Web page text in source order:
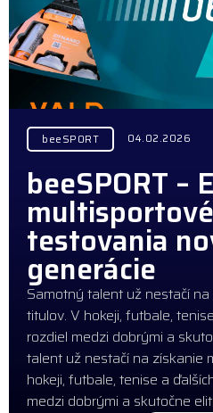
beeSPORT 04.02.2026
beeSPORT –
testovania
generácie
Samotný talent už nestačí
titulov. V hokeji, futbale,
rozdiel medzi dobrými a
talent už nestačí na získanie
hokeji, futbale, tenise a
medzi dobrými a skutočne